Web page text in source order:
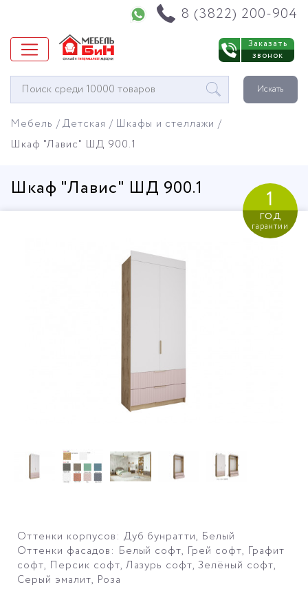
8 (3822) 200-904
Заказать
звонок
Окно
поиска
Искать
Мебель Детская
Шкафы и стеллажи
Шкаф "Лавис" ШД 900.1
Шкаф "Лавис" ШД 900.1 1
год
гарантии
Оттенки корпусов: Дуб бунратти, Белый
Оттенки фасадов: Белый софт, Грей софт, Графит
софт, Персик софт, Лазурь софт, Зелёный софт,
Серый эмалит, Роза